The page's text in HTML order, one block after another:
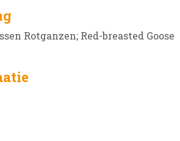
Rotganzen; Red-breasted Goose